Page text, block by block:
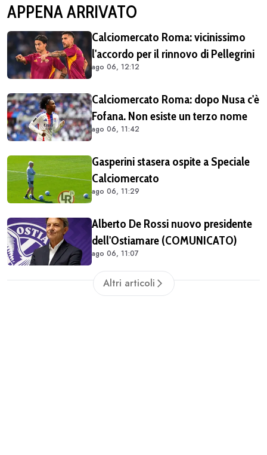
APPENA ARRIVATO
Calciomercato Roma: vicinissimo
l'accordo per il rinnovo di Pellegrini
ago 06, 12:12
Calciomercato Roma: dopo Nusa c'è
Fofana. Non esiste un terzo nome
ago 06, 11:42
Gasperini stasera ospite a Speciale
Calciomercato
ago 06, 11:29
Alberto De Rossi nuovo presidente
dell'Ostiamare (COMUNICATO)
ago 06, 11:07
Altri articoli